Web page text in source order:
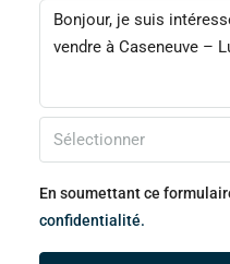
Sélectionner
En soumettant ce
confidentialité.